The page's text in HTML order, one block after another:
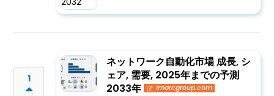
1
ネットワーク自動化市場 成長, シ
ェア, 需要, 2025年までの予測
2033年
imarcgroup.com